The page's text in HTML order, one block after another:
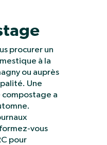
procurer un
à la
ou auprès
Une
compostage a
vous
pour